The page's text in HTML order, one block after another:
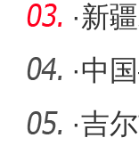
·新
·中
会在
·吉